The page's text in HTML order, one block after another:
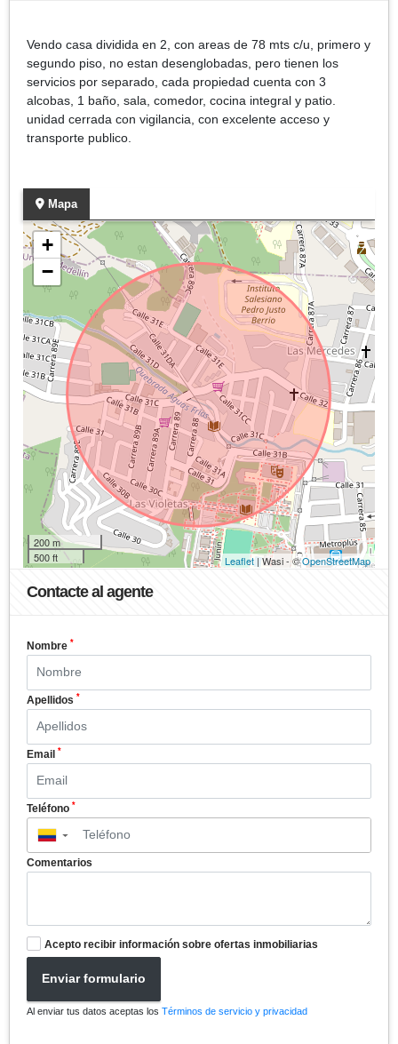
Vendo casa dividida en 2, con areas de 78 mts c/u, primero y
segundo piso, no estan desenglobadas, pero tienen los
servicios por separado, cada propiedad cuenta con 3
alcobas, 1 baño, sala, comedor, cocina integral y patio.
unidad cerrada con vigilancia, con excelente acceso y
transporte publico.
Mapa
+
−
200 m
500 ft
Leaflet| Wasi - ©OpenStreetMap
Contacte al agente
Nombre *
Apellidos *
Email *
Teléfono *
▼
Comentarios
Acepto recibir información sobre ofertas inmobiliarias
Enviar formulario
Al enviar tus datos aceptas los Términos de servicio y privacidad